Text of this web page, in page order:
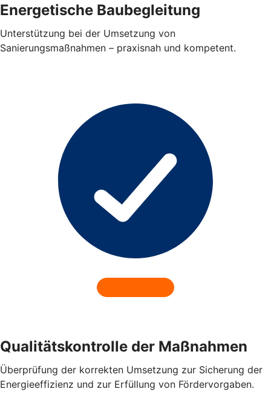
Energetische Baubegleitung
Unterstützung bei der Umsetzung von
Sanierungsmaßnahmen – praxisnah und kompetent.
Qualitätskontrolle der Maßnahmen
Überprüfung der korrekten Umsetzung zur Sicherung der
Energieeffizienz und zur Erfüllung von Fördervorgaben.